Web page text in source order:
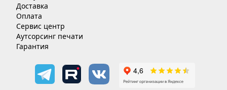
Доставка
Оплата
Сервис центр
Аутсорсинг печати
Гарантия